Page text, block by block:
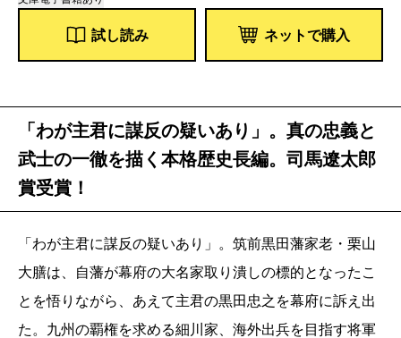
試し読み ネットで購入
「わが主君に謀反の疑いあり」。真の忠義と
武士の一徹を描く本格歴史長編。司馬遼太郎
賞受賞！
「わが主君に謀反の疑いあり」。筑前黒田藩家老・栗山
大膳は、自藩が幕府の大名家取り潰しの標的となったこ
とを悟りながら、あえて主君の黒田忠之を幕府に訴え出
た。九州の覇権を求める細川家、海外出兵を目指す将軍